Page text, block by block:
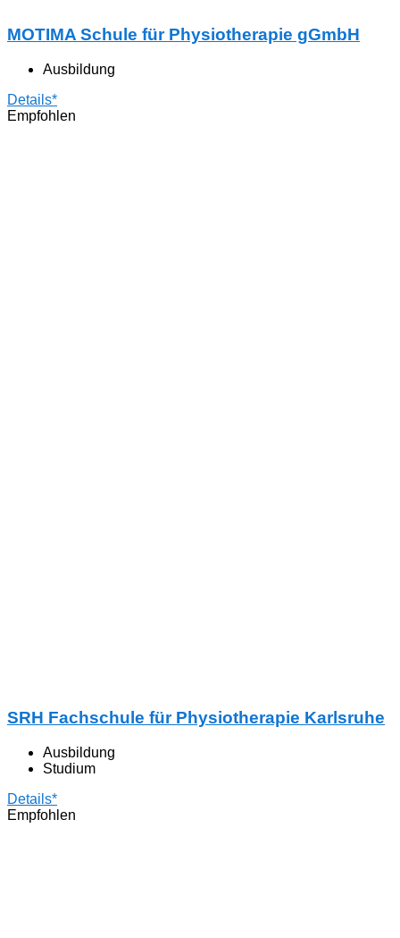
MOTIMA Schule für Physiotherapie gGmbH
Ausbildung
Details*
Empfohlen
SRH Fachschule für Physiotherapie Karlsruhe
Ausbildung
Studium
Details*
Empfohlen